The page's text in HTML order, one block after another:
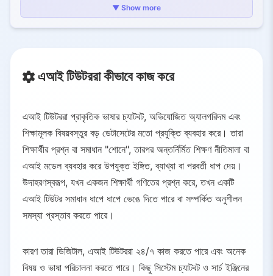
স্কেল ও প্রবেশযোগ্যতা
3.5. শিক্ষকদের সহায়তা করে
4.2. পক্ষপাত ও ভুল
4.4. দুরব্যবহারের ঝুঁকি
4.5. সীমিত জ্ঞান
5. এআই টিউটর বনাম মানব শিক্ষক
5.1.
অপরিবর্তনীয় গুণাবলী
উপসংহার
▼ Show more
এআই টিউটররা কীভাবে কাজ করে
এআই টিউটররা প্রাকৃতিক ভাষার চ্যাটবট, অভিযোজিত অ্যালগরিদম এবং
শিক্ষামূলক বিষয়বস্তুর বড় ডেটাসেটের মতো প্রযুক্তি ব্যবহার করে। তারা
শিক্ষার্থীর প্রশ্ন বা সমাধান "শোনে", তারপর অন্তর্নির্মিত শিক্ষণ নীতিমালা বা
এআই মডেল ব্যবহার করে উপযুক্ত ইঙ্গিত, ব্যাখ্যা বা পরবর্তী ধাপ দেয়।
উদাহরণস্বরূপ, যখন একজন শিক্ষার্থী গণিতের প্রশ্ন করে, তখন একটি
এআই টিউটর সমাধান ধাপে ধাপে ভেঙে দিতে পারে বা সম্পর্কিত অনুশীলন
সমস্যা প্রস্তাব করতে পারে।
কারণ তারা ডিজিটাল, এআই টিউটররা ২৪/৭ কাজ করতে পারে এবং অনেক
বিষয় ও ভাষা পরিচালনা করতে পারে। কিছু সিস্টেম চ্যাটবট ও সার্চ ইঞ্জিনের